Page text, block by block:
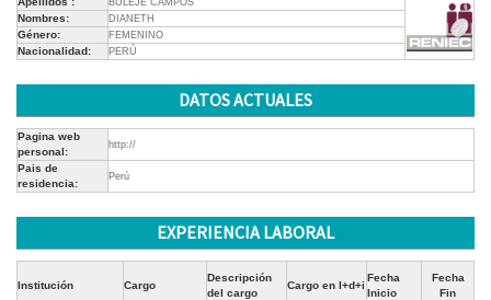
BULEJE CAMPOS
Nombres: DIANETH
Género: FEMENINO
Nacionalidad: PERÚ
DATOS ACTUALES
Pagina web
personal:
http://
Pais de
residencia:
Perú
EXPERIENCIA LABORAL
Institución Cargo
Descripción
del cargo
Cargo en I+d+i
Fecha
Inicio
Fecha
Fin